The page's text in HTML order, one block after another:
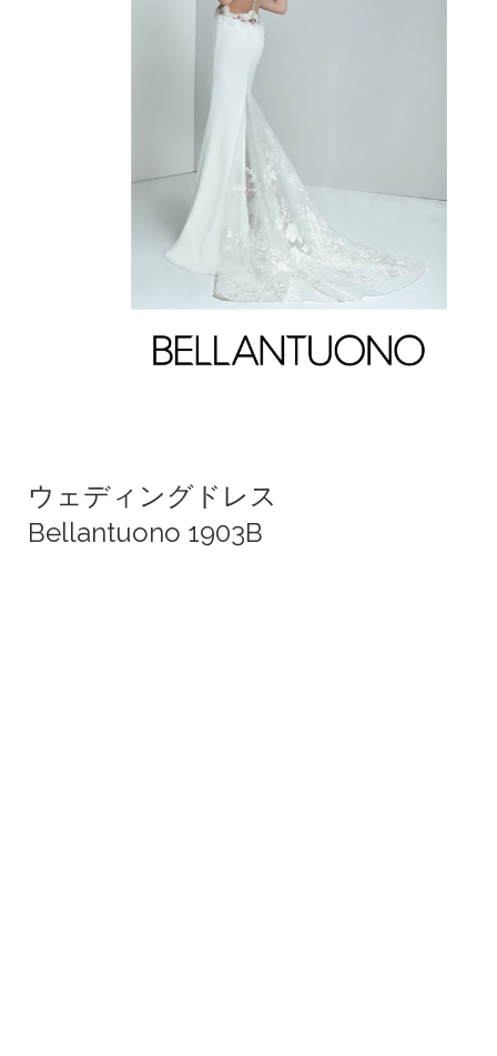
ウェディングドレス
Bellantuono 1903B